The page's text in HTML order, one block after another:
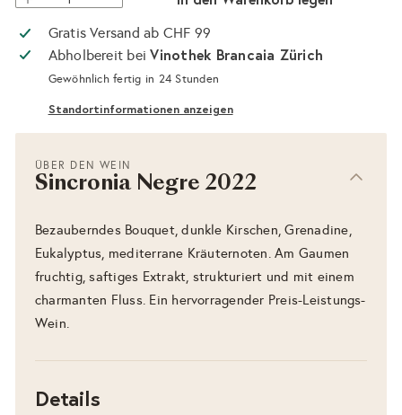
Gratis Versand ab CHF 99
Abholbereit beiVinothek Brancaia Zürich
Gewöhnlich fertig in 24 Stunden
Standortinformationen anzeigen
ÜBER DEN WEIN
Sincronia Negre 2022
Bezauberndes Bouquet, dunkle Kirschen, Grenadine,
Eukalyptus, mediterrane Kräuternoten. Am Gaumen
fruchtig, saftiges Extrakt, strukturiert und mit einem
charmanten Fluss. Ein hervorragender Preis-Leistungs-
Wein.
Details